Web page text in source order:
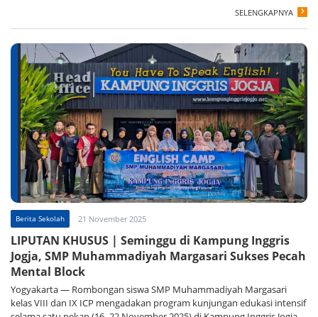
SELENGKAPNYA
Berita Sekolah 21 November 2025
LIPUTAN KHUSUS | Seminggu di Kampung Inggris
Jogja, SMP Muhammadiyah Margasari Sukses Pecah
Mental Block
Yogyakarta — Rombongan siswa SMP Muhammadiyah Margasari
kelas VIII dan IX ICP mengadakan program kunjungan edukasi intensif